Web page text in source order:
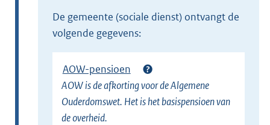
e
i
k
)
de gemeente (sociale dienst) ontvangt de
volgende gegevens:
AOW-pensioen
AOW is de afkorting voor de Algemene
Ouderdomswet. Het is het basispensioen van
de overheid.